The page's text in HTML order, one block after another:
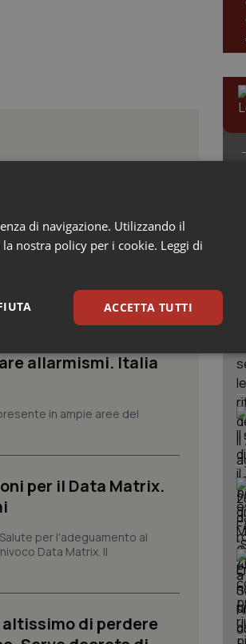
approvazione
rinnovo
per la prima volta
la necessità di
allarmismi. Italia
in ampie aree del
per il Data Matrix.
per l'adeguamento al
Data Matrix. Il
altissimo di perdere
di navigazione. Utilizzando il
nostra policy per i cookie. Leggi di
ACCETTA TUTTI
Marketing
di base quali la navigazione sulle pagine
senza questi cookie.
cookie viene utilizzato per memorizzare le
visitatore riguardo a varie politiche e
cookie viene utilizzato dal servizio Cookie-